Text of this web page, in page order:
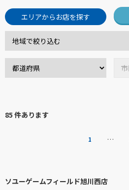
エリアからお店を探す
85 件あります
1 …
ソユーゲームフィールド旭川西店